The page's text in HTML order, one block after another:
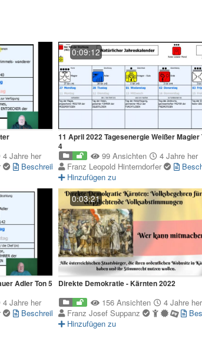
4 Jahre her
Beschreibung
0:09:12
11 April 2022 Tagesenergie Weißer Magier
4
99 Ansichten
4 Jahre her
Franz Leopold Hinterndorfer
Hinzufügen zu
Adler Ton 5
4 Jahre her
Beschreibung
0:03:21
Direkte Demokratie - Kärnten 2022
156 Ansichten
4 Jahre her
Franz Josef Suppanz
Hinzufügen zu